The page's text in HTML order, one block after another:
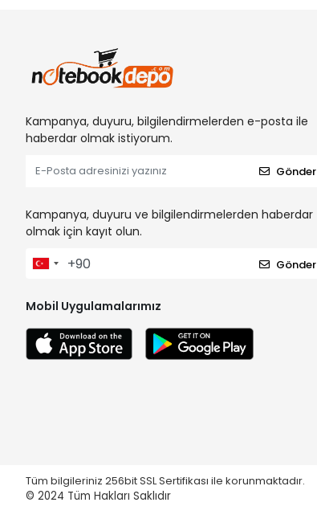
Kampanya, duyuru, bilgilendirmelerden e-posta ile
haberdar olmak istiyorum.
Gönder
Kampanya, duyuru ve bilgilendirmelerden haberdar
olmak için kayıt olun.
Gönder
Mobil Uygulamalarımız
Tüm bilgileriniz 256bit SSL Sertifikası ile korunmaktadır.
© 2024 Tüm Hakları Saklıdır